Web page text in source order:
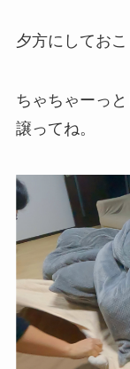
夕方にしてお
ちゃちゃーっ
譲ってね。